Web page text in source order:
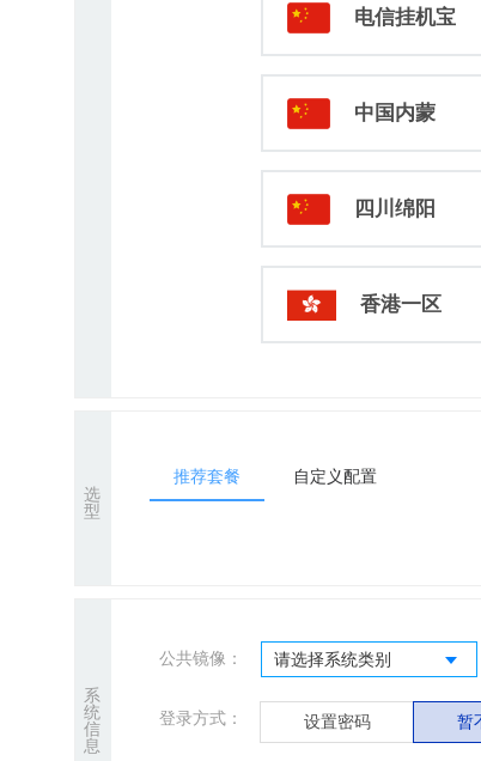
电信挂机宝
中国内蒙
四川绵阳
香港一区
选
型
推荐套餐 自定义配置
系
统
信
息
公共镜像： 请选择系统类别
登录方式： 设置密码 暂